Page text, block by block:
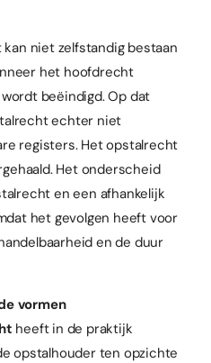
niet zelfstandig bestaan
het hoofdrecht
beëindigd. Op dat
echter niet
registers. Het opstalrecht
Het onderscheid
en een afhankelijk
het gevolgen heeft voor
en de duur
vormen
heeft in de praktijk
opstalhouder ten opzichte